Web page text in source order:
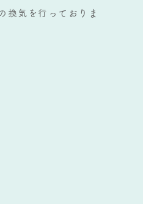
換気を行っておりま